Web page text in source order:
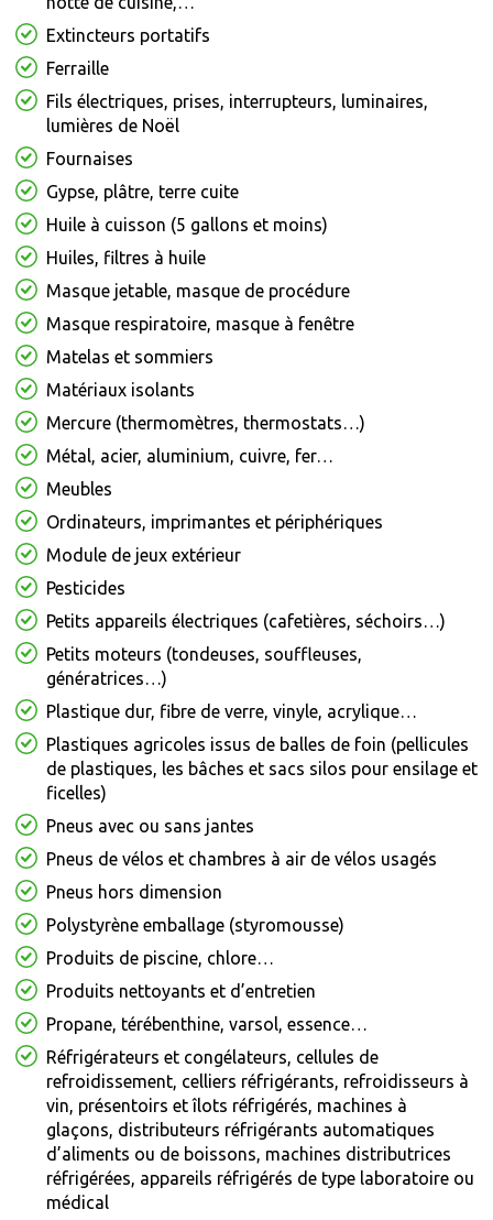
Extincteurs portatifs
Ferraille
Fils électriques, prises, interrupteurs, luminaires,
lumières de Noël
Fournaises
Gypse, plâtre, terre cuite
Huile à cuisson (5 gallons et moins)
Huiles, filtres à huile
Masque jetable, masque de procédure
Masque respiratoire, masque à fenêtre
Matelas et sommiers
Matériaux isolants
Mercure (thermomètres, thermostats…)
Métal, acier, aluminium, cuivre, fer…
Meubles
Ordinateurs, imprimantes et périphériques
Module de jeux extérieur
Pesticides
Petits appareils électriques (cafetières, séchoirs…)
Petits moteurs (tondeuses, souffleuses,
génératrices…)
Plastique dur, fibre de verre, vinyle, acrylique…
Plastiques agricoles issus de balles de foin (pellicules
de plastiques, les bâches et sacs silos pour ensilage et
ficelles)
Pneus avec ou sans jantes
Pneus de vélos et chambres à air de vélos usagés
Pneus hors dimension
Polystyrène emballage (styromousse)
Produits de piscine, chlore…
Produits nettoyants et d’entretien
Propane, térébenthine, varsol, essence…
Réfrigérateurs et congélateurs, cellules de
refroidissement, celliers réfrigérants, refroidisseurs à
vin, présentoirs et îlots réfrigérés, machines à
glaçons, distributeurs réfrigérants automatiques
d’aliments ou de boissons, machines distributrices
réfrigérées, appareils réfrigérés de type laboratoire ou
médical